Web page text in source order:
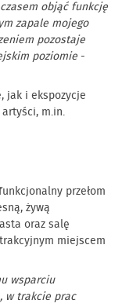
objąć funkcję
zapale mojego
pozostaje
poziomie-
jak i ekspozycje
m.in.
przełom
żywą
oraz salę
miejscem
wsparciu
w trakcie prac